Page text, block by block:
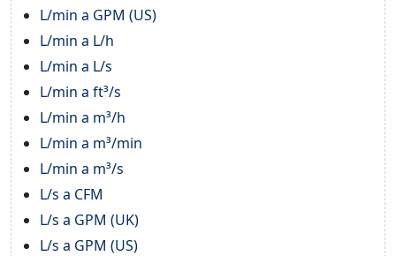
L/min a GPM (US)
L/min a L/h
L/min a L/s
L/min a ft³/s
L/min a m³/h
L/min a m³/min
L/min a m³/s
L/s a CFM
L/s a GPM (UK)
L/s a GPM (US)